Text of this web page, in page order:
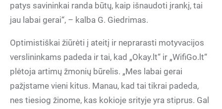
patys savininkai randa būtų, kaip išnaudoti įrankį, tai
jau labai gerai“, – kalba G. Giedrimas.
Optimistiškai žiūrėti į ateitį ir neprarasti motyvacijos
verslininkams padeda ir tai, kad „Okay.lt“ ir „WifiGo.lt“
plėtoja artimų žmonių būrelis. „Mes labai gerai
pažįstame vieni kitus. Manau, kad tai tikrai padeda,
nes tiesiog žinome, kas kokioje srityje yra stiprus. Gal